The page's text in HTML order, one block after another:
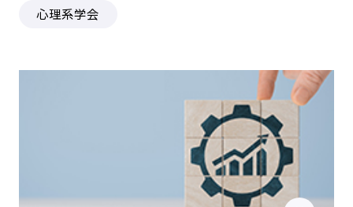
心理系学会